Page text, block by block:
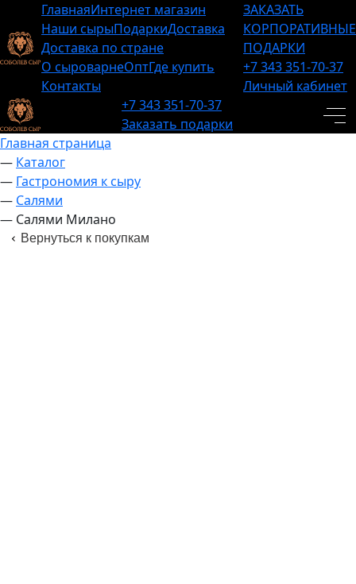
ГлавнаяИнтернет магазин
Наши сырыПодаркиДоставка
Доставка по стране
О сыроварнеОптГде купить
Контакты
ЗАКАЗАТЬ
КОРПОРАТИВНЫЕ
ПОДАРКИ
+7 343 351-70-37
Личный кабинет
+7 343 351-70-37
Заказать подарки
Главная страница
— Каталог
— Гастрономия к сыру
— Салями
— Салями Милано
Вернуться к покупкам